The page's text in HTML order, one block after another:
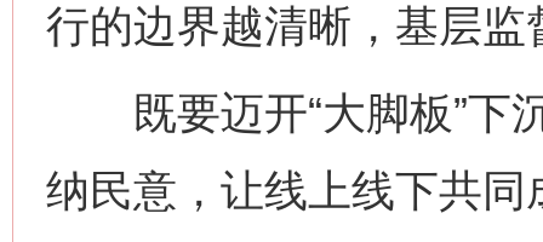
行的边界越清晰，基层监
既要迈开“大脚板”下
纳民意，让线上线下共同